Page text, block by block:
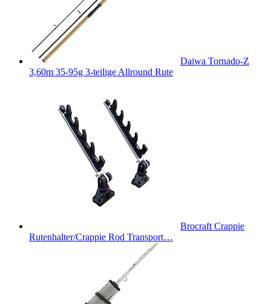
Daiwa Tornado-Z
3,60m 35-95g 3-teilige Allround Rute
Brocraft Crappie
Rutenhalter/Crappie Rod Transport…